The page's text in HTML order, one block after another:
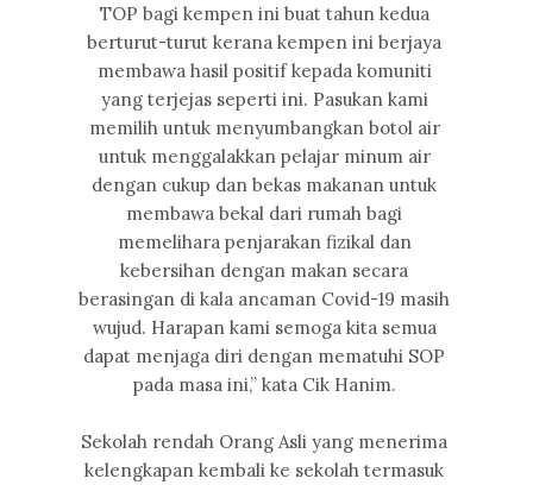
TOP bagi kempen ini buat tahun kedua
berturut-turut kerana kempen ini berjaya
membawa hasil positif kepada komuniti
yang terjejas seperti ini. Pasukan kami
memilih untuk menyumbangkan botol air
untuk menggalakkan pelajar minum air
dengan cukup dan bekas makanan untuk
membawa bekal dari rumah bagi
memelihara penjarakan fizikal dan
kebersihan dengan makan secara
berasingan di kala ancaman Covid-19 masih
wujud. Harapan kami semoga kita semua
dapat menjaga diri dengan mematuhi SOP
pada masa ini,” kata Cik Hanim.
Sekolah rendah Orang Asli yang menerima
kelengkapan kembali ke sekolah termasuk